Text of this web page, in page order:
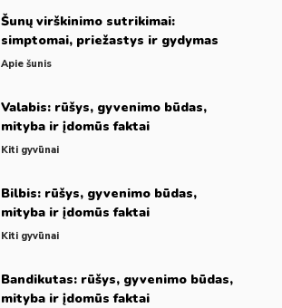
Šunų virškinimo sutrikimai:
simptomai, priežastys ir gydymas
Apie šunis
Valabis: rūšys, gyvenimo būdas,
mityba ir įdomūs faktai
Kiti gyvūnai
Bilbis: rūšys, gyvenimo būdas,
mityba ir įdomūs faktai
Kiti gyvūnai
Bandikutas: rūšys, gyvenimo būdas,
mityba ir įdomūs faktai